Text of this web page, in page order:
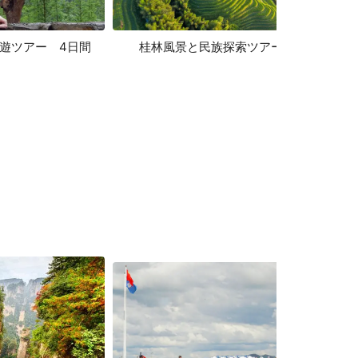
遊ツアー 4日間 桂林風景と民族探索ツアー 4日間